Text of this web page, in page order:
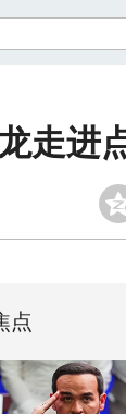
走进
点